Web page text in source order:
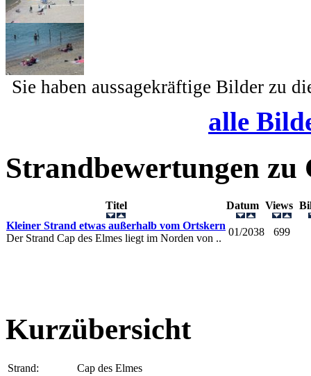
Sie haben aussagekräftige Bilder zu
alle
Strandbewertungen zu
Titel Datum Views
Kleiner Strand etwas außerhalb vom Ortskern
Der Strand Cap des Elmes liegt im Norden von ..
01/2038 699
Kurzübersicht
Strand:
Cap des Elmes